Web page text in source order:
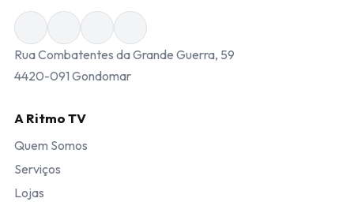
Rua Combatentes da Grande Guerra, 59
4420-091 Gondomar
A Ritmo TV
Quem Somos
Serviços
Lojas